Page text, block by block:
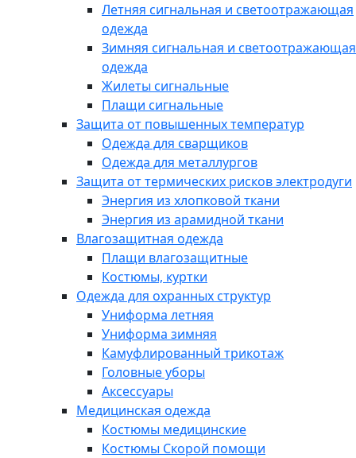
Летняя сигнальная и светоотражающая
одежда
Зимняя сигнальная и светоотражающая
одежда
Жилеты сигнальные
Плащи сигнальные
Защита от повышенных температур
Одежда для сварщиков
Одежда для металлургов
Защита от термических рисков электродуги
Энергия из хлопковой ткани
Энергия из арамидной ткани
Влагозащитная одежда
Плащи влагозащитные
Костюмы, куртки
Одежда для охранных структур
Униформа летняя
Униформа зимняя
Камуфлированный трикотаж
Головные уборы
Аксессуары
Медицинская одежда
Костюмы медицинские
Костюмы Скорой помощи